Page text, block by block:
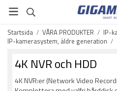
Startsida / VÅRA PRODUKTER / IP-
IP-kamerasystem, äldre generation /
4K NVR och HDD
4K NVR:er (Network Video